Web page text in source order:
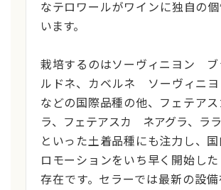
なテロワールがワインに独自の
います。
栽培するのはソーヴィニヨン ブ
ルドネ、カベルネ ソーヴィニヨ
などの国際品種の他、フェテア
ラ、フェテアスカ ネアグラ、ラ
といった土着品種にも注力し、
ロモーションをいち早く開始し
存在です。セラーでは最新の設